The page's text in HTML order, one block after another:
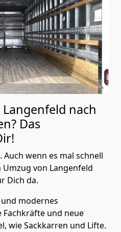
nach
Das
. Auch wenn es mal schnell
von Langenfeld
Dich da.
modernes
Fachkräfte und neue
wie Sackkarren und Lifte.